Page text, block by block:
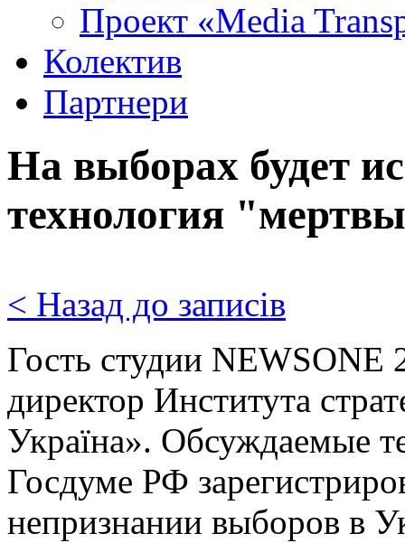
Проект «Media
Колектив
Партнери
На выборах будет
технология
< Назад до записів
Гость студии
директор Института
Україна». Обсуждаемые
Госдуме РФ
непризнании выборов в